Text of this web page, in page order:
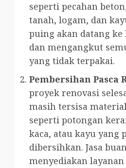
seperti pecahan
tanah, logam, dan
puing akan datang
dan mengangkut
yang tidak terpakai.
Pembersihan Pasca
proyek renovasi
masih tersisa
seperti potongan
kaca, atau kayu yang
dibersihkan. Jasa
menyediakan